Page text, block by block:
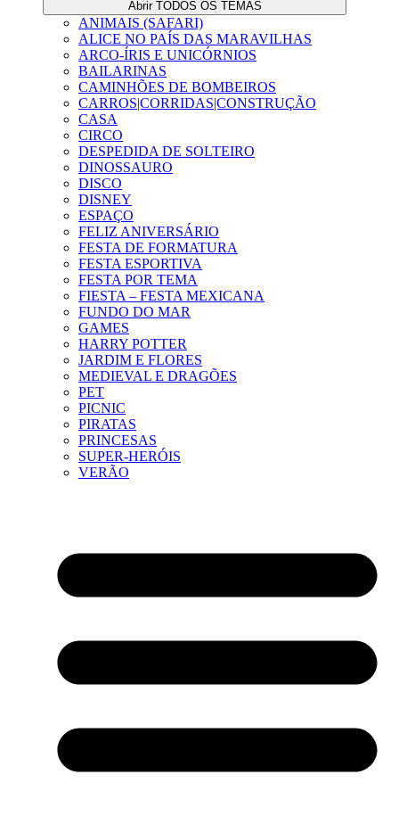
Abrir TODOS OS TEMAS
ANIMAIS (SAFARI)
ALICE NO PAÍS DAS MARAVILHAS
ARCO-ÍRIS E UNICÓRNIOS
BAILARINAS
CAMINHÕES DE BOMBEIROS
CARROS|CORRIDAS|CONSTRUÇÃO
CASA
CIRCO
DESPEDIDA DE SOLTEIRO
DINOSSAURO
DISCO
DISNEY
ESPAÇO
FELIZ ANIVERSÁRIO
FESTA DE FORMATURA
FESTA ESPORTIVA
FESTA POR TEMA
FIESTA – FESTA MEXICANA
FUNDO DO MAR
GAMES
HARRY POTTER
JARDIM E FLORES
MEDIEVAL E DRAGÕES
PET
PICNIC
PIRATAS
PRINCESAS
SUPER-HERÓIS
VERÃO